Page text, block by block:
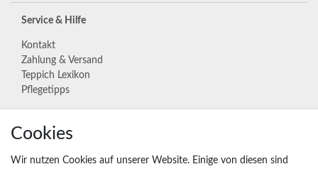
Service & Hilfe
Kontakt
Zahlung & Versand
Teppich Lexikon
Pflegetipps
Unternehmen
Widerrufs­recht
Cookies
Wir nutzen Cookies auf unserer Website. Einige von diesen sind